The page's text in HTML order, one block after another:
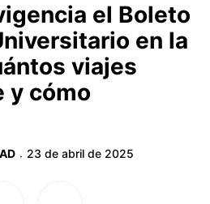
el Boleto
en la
viajes
y cómo
· 23 de abril de 2025